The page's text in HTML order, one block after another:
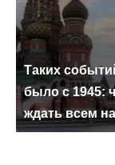
Таких
было с 1945:
ждать всем